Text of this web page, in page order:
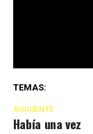
TEMAS:
SIGUIENTE
Había una vez